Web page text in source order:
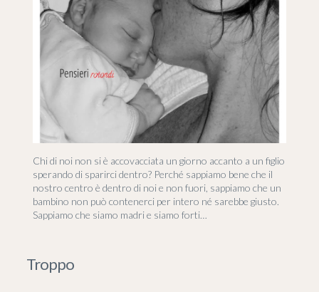
Chi di noi non si è accovacciata un giorno accanto a un figlio
sperando di sparirci dentro? Perché sappiamo bene che il
nostro centro è dentro di noi e non fuori, sappiamo che un
bambino non può contenerci per intero né sarebbe giusto.
Sappiamo che siamo madri e siamo forti…
Troppo